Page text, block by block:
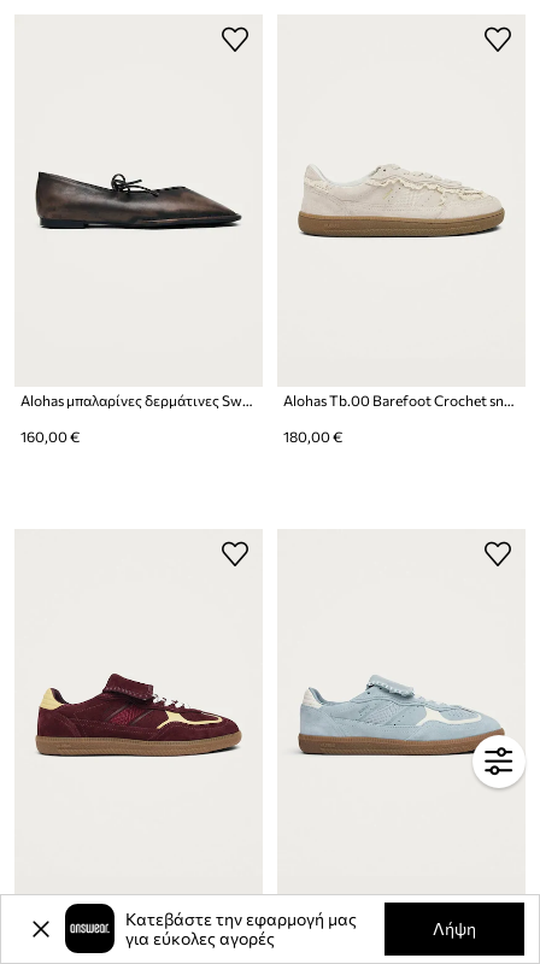
Alohas μπαλαρίνες δερμάτινες Sway
160,00 €
Alohas Tb.00 Barefoot Crochet sneakers γυναικεία σουέτ
180,00 €
Alohas Tb.490 sneakers γυναικεία σουέτ
180,00 €
Κατεβάστε την εφαρμογή μας
για εύκολες αγορές
Λήψη